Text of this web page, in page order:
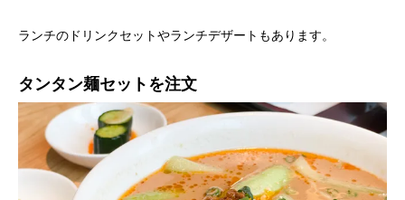
ランチのドリンクセットやランチデザートもあります。
タンタン麺セットを注文